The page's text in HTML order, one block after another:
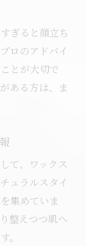
ザイン動
魅力
乗効果とは
い印象作り
み合わせ
ロン特徴
お手入れメ
ぎると顔立ち
ロのアドバイ
とが大切で
ある方は、ま
て、ワックス
ュラルスタイ
集めていま
整えつつ肌へ
。